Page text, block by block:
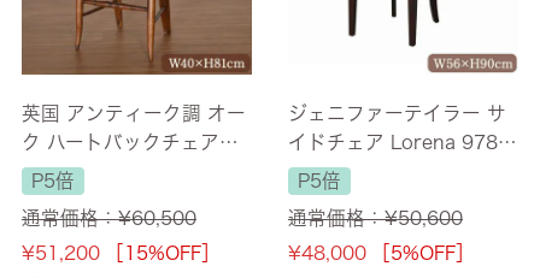
英国 アンティーク調 オー
ク ハートバックチェアー
幅40cm 【送料無料】
P5倍
通常価格：¥60,500
¥51,200 ［15%OFF］
ジェニファーテイラー サ
イドチェア Lorena 978
【送料無料/設置サービス
付】
P5倍
通常価格：¥50,600
¥48,000 ［5%OFF］